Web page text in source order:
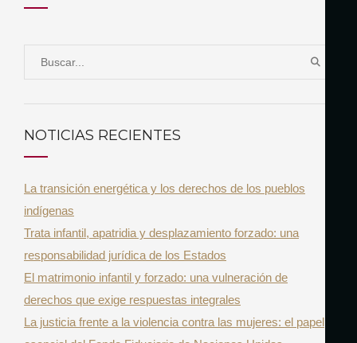
c
f
o
r
:
B
NOTICIAS RECIENTES
La transición energética y los derechos de los pueblos
indígenas
Trata infantil, apatridia y desplazamiento forzado: una
responsabilidad jurídica de los Estados
El matrimonio infantil y forzado: una vulneración de
derechos que exige respuestas integrales
La justicia frente a la violencia contra las mujeres: el papel